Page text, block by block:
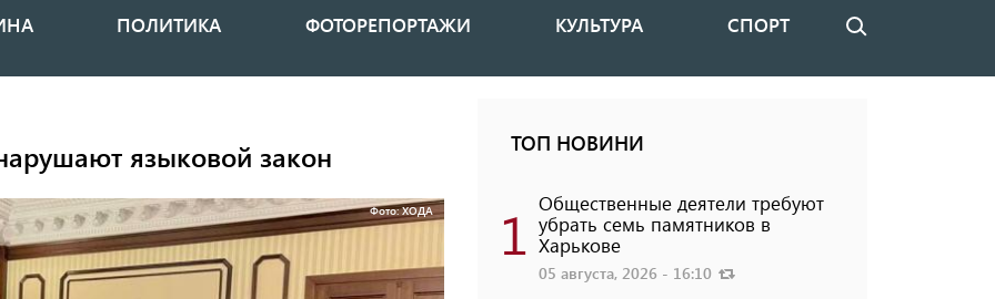
ПОЛИТИКА ФОТОРЕПОРТАЖИ КУЛЬТУРА СПОРТ Поиск
языковой закон
Фото: ХОДА
ТОП НОВИНИ
1 Общественные деятели требуют
убрать семь памятников в
Харькове
05 августа, 2026 - 16:10